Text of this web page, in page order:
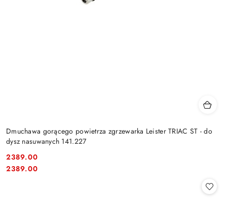
Dmuchawa gorącego powietrza zgrzewarka Leister TRIAC ST - do
dysz nasuwanych 141.227
Cena:
2389.00
Cena:
2389.00